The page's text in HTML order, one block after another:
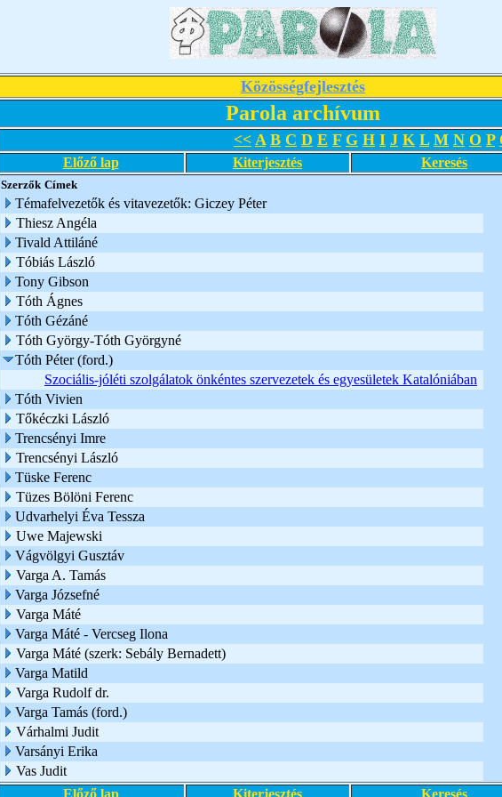
Közösségfejlesztés
Parola archívum
<< A B C D E F G H I J K L M N O P
Előző lap Kiterjesztés Keresés
Szerzők Címek
Témafelvezetők és vitavezetők: Giczey Péter
Thiesz Angéla
Tivald Attiláné
Tóbiás László
Tony Gibson
Tóth Ágnes
Tóth Gézáné
Tóth György-Tóth Györgyné
Tóth Péter (ford.)
Szociális-jóléti szolgálatok önkéntes szervezetek és egyesületek Katalóniában
Tóth Vivien
Tőkéczki László
Trencsényi Imre
Trencsényi László
Tüske Ferenc
Tüzes Bölöni Ferenc
Udvarhelyi Éva Tessza
Uwe Majewski
Vágvölgyi Gusztáv
Varga A. Tamás
Varga Józsefné
Varga Máté
Varga Máté - Vercseg Ilona
Varga Máté (szerk: Sebály Bernadett)
Varga Matild
Varga Rudolf dr.
Varga Tamás (ford.)
Várhalmi Judit
Varsányi Erika
Vas Judit
Előző lap
Kiterjesztés Keresés